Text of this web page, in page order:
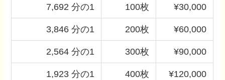
7,692 分の1 100枚 ¥30,000
3,846 分の1 200枚 ¥60,000
2,564 分の1 300枚 ¥90,000
1,923 分の1 400枚 ¥120,000